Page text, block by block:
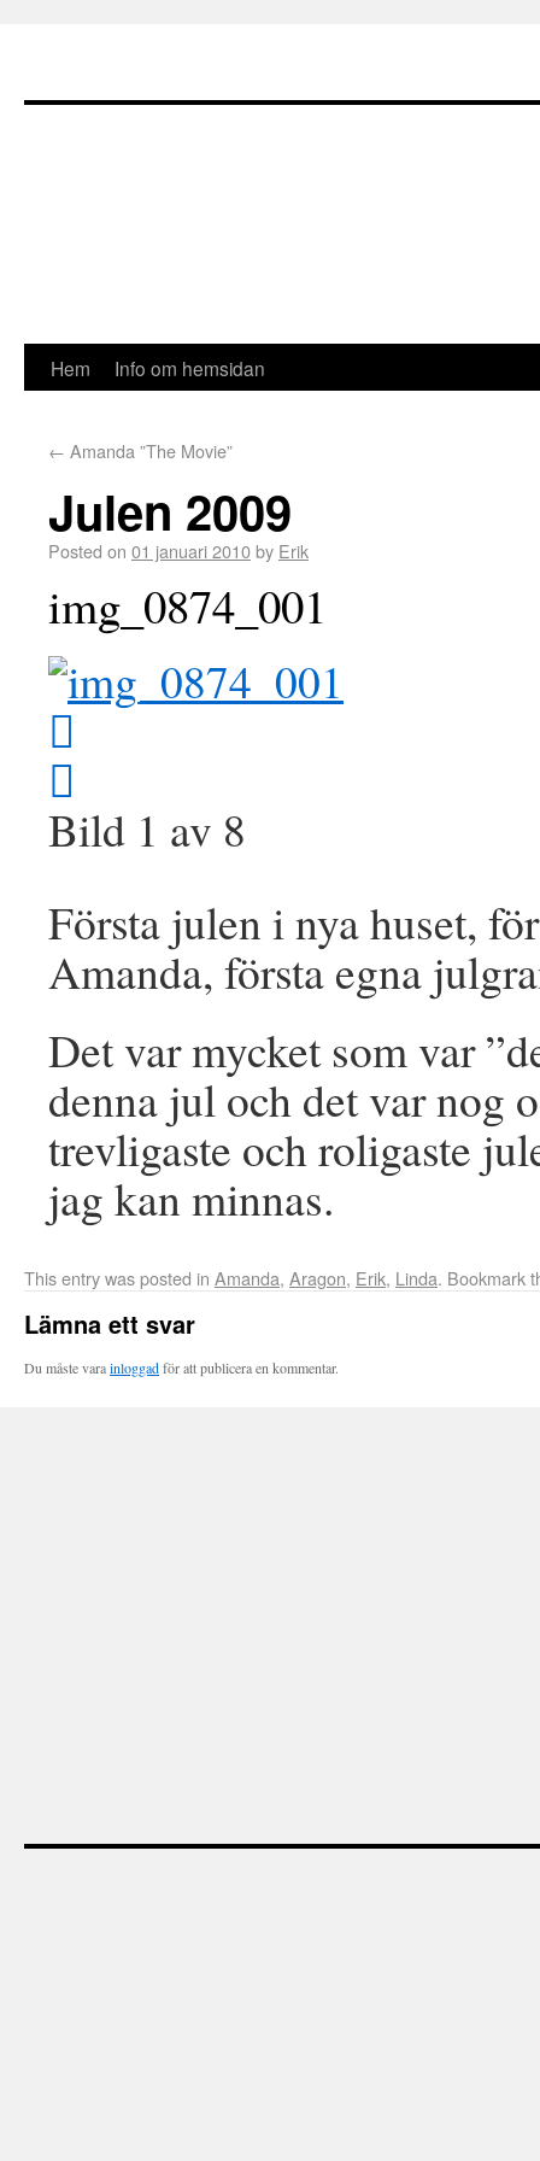
Hem Info om hemsidan
← Amanda ”The Movie”
Julen 2009
Posted on 01 januari 2010by Erik
img_0874_001
Bild 1 av 8
Första julen i nya huset,
Amanda, första egna
Det var mycket som var
denna jul och det var nog
trevligaste och roligaste
jag kan minnas.
This entry was posted in Amanda, Aragon, Erik, Linda. Bookmark
Lämna ett svar
Du måste varainloggadför att publicera en kommentar.